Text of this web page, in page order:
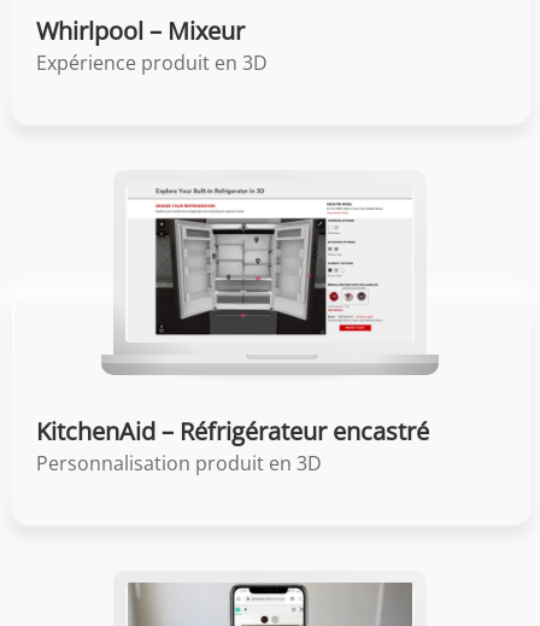
Whirlpool – Mixeur
Expérience produit en 3D
KitchenAid – Réfrigérateur encastré
Personnalisation produit en 3D